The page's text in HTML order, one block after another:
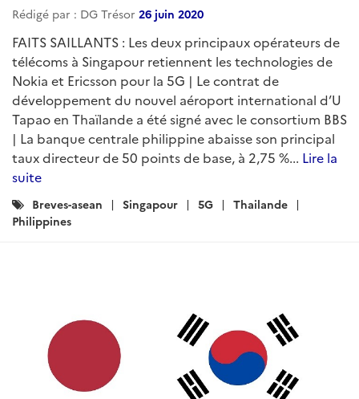
Rédigé par : DG Trésor 26 juin 2020
FAITS SAILLANTS : Les deux principaux opérateurs de
télécoms à Singapour retiennent les technologies de
Nokia et Ericsson pour la 5G | Le contrat de
développement du nouvel aéroport international d’U
Tapao en Thaïlande a été signé avec le consortium BBS
| La banque centrale philippine abaisse son principal
taux directeur de 50 points de base, à 2,75 %... Lire la
suite
Catégories
:
Breves-asean Singapour 5G
Thailande
Philippines